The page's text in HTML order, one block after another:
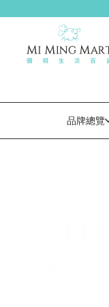
品牌總覽